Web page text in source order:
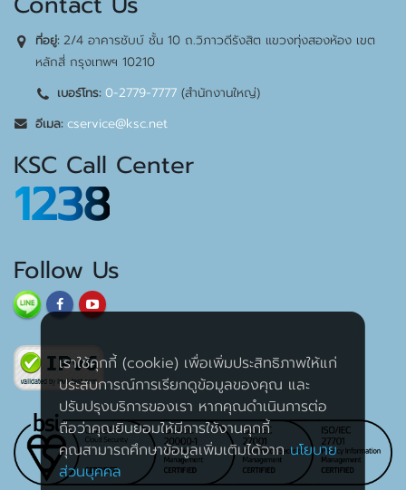
ที่อยู่:2/4 อาคารชับบ์ ชั้น 10 ถ.วิภาวดีรังสิต แขวงทุ่งสองห้อง เขต
หลักสี่ กรุงเทพฯ 10210
เบอร์โทร: 0-2779-7777 (สำนักงานใหญ่)
อีเมล: cservice@ksc.net
KSC Call Center
1238
Follow Us
เราใช้คุกกี้ (cookie) เพื่อเพิ่มประสิทธิภาพให้แก่
ประสบการณ์การเรียกดูข้อมูลของคุณ และ
ปรับปรุงบริการของเรา หากคุณดำเนินการต่อ
ถือว่าคุณยินยอมให้มีการใช้งานคุกกี้
คุณสามารถศึกษาข้อมูลเพิ่มเติมได้จากนโยบาย
ส่วนบุคคล